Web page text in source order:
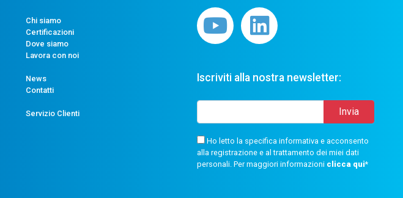
Chi siamo
Certificazioni
Dove siamo
Lavora con noi
News
Contatti
Servizio Clienti
Iscriviti alla nostra newsletter:
Ho letto la specifica informativa e acconsento
alla registrazione e al trattamento dei miei dati
personali. Per maggiori informazioni clicca qui*